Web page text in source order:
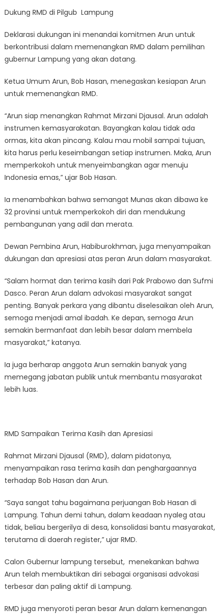
Dukung RMD di Pilgub Lampung
Deklarasi dukungan ini menandai komitmen Arun untuk
berkontribusi dalam memenangkan RMD dalam pemilihan
gubernur Lampung yang akan datang.
Ketua Umum Arun, Bob Hasan, menegaskan kesiapan Arun
untuk memenangkan RMD.
“Arun siap menangkan Rahmat Mirzani Djausal. Arun adalah
instrumen kemasyarakatan. Bayangkan kalau tidak ada
ormas, kita akan pincang. Kalau mau mobil sampai tujuan,
kita harus perlu keseimbangan setiap instrumen. Maka, Arun
memperkokoh untuk menyeimbangkan agar menuju
Indonesia emas,” ujar Bob Hasan.
Ia menambahkan bahwa semangat Munas akan dibawa ke
32 provinsi untuk memperkokoh diri dan mendukung
pembangunan yang adil dan merata.
Dewan Pembina Arun, Habiburokhman, juga menyampaikan
dukungan dan apresiasi atas peran Arun dalam masyarakat.
“Salam hormat dan terima kasih dari Pak Prabowo dan Sufmi
Dasco. Peran Arun dalam advokasi masyarakat sangat
penting. Banyak perkara yang dibantu diselesaikan oleh Arun,
semoga menjadi amal ibadah. Ke depan, semoga Arun
semakin bermanfaat dan lebih besar dalam membela
masyarakat,” katanya.
Ia juga berharap anggota Arun semakin banyak yang
memegang jabatan publik untuk membantu masyarakat
lebih luas.
RMD Sampaikan Terima Kasih dan Apresiasi
Rahmat Mirzani Djausal (RMD), dalam pidatonya,
menyampaikan rasa terima kasih dan penghargaannya
terhadap Bob Hasan dan Arun.
“Saya sangat tahu bagaimana perjuangan Bob Hasan di
Lampung. Tahun demi tahun, dalam keadaan nyaleg atau
tidak, beliau bergerilya di desa, konsolidasi bantu masyarakat,
terutama di daerah register,” ujar RMD.
Calon Gubernur lampung tersebut, menekankan bahwa
Arun telah membuktikan diri sebagai organisasi advokasi
terbesar dan paling aktif di Lampung.
RMD juga menyoroti peran besar Arun dalam kemenangan